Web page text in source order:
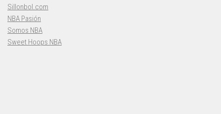
Sillonbol.com
NBA Pasión
Somos NBA
Sweet Hoops NBA